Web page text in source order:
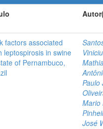
factors associated
leptospirosis in swine
of Pernambuco,
Paulo
Mario
José